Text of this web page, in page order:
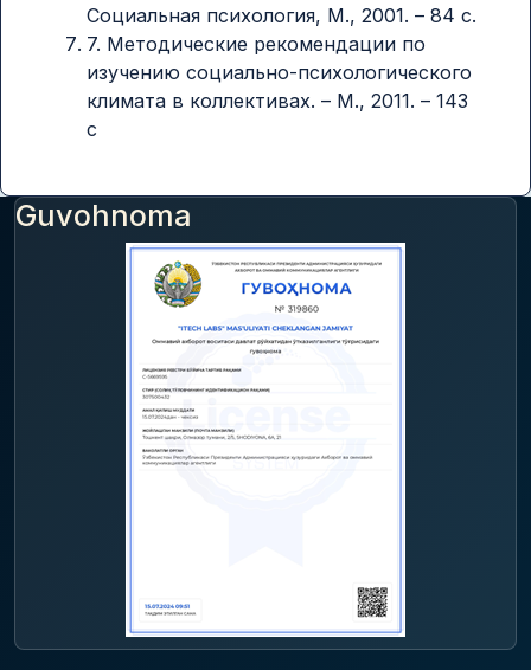
Социальная психология, М., 2001. – 84 с.
7. Методические рекомендации по
изучению социально-психологического
климата в коллективах. – М., 2011. – 143
с
Guvohnoma